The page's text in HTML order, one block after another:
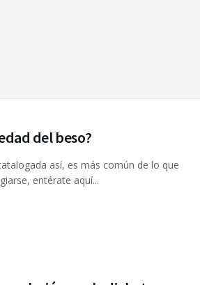
del beso?
así, es más común de lo que
entérate aquí...